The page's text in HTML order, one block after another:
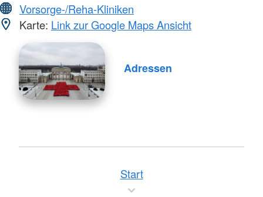
Vorsorge-/Reha-Kliniken
Karte: Link zur Google Maps Ansicht
Adressen
Start